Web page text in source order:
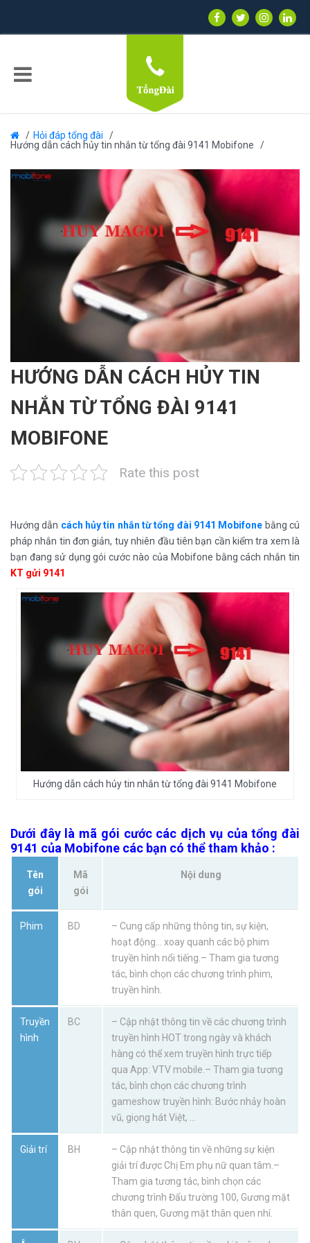
Hỏi đáp tổng đài
Hướng dẫn cách hủy tin nhắn từ tổng đài 9141 Mobifone
HƯỚNG DẪN CÁCH HỦY TIN
NHẮN TỪ TỔNG ĐÀI 9141
MOBIFONE
Rate this post
Hướng dẫn cách hủy tin nhắn từ tổng đài 9141 Mobifone bằng cú
pháp nhắn tin đơn giản, tuy nhiên đầu tiên bạn cần kiểm tra xem là
bạn đang sử dụng gói cước nào của Mobifone bằng cách nhắn tin
KT gửi 9141
Hướng dẫn cách hủy tin nhắn từ tổng đài 9141 Mobifone
Dưới đây là mã gói cước các dịch vụ của tổng đài
9141 của Mobifone các bạn có thể tham khảo :
Tên
gói
Mã
gói
Nội dung
Phim BD
– Cung cấp những thông tin, sự kiện,
hoạt động… xoay quanh các bộ phim
truyền hình nổi tiếng.– Tham gia tương
tác, bình chọn các chương trình phim,
truyền hình.
Truyền
hình
BC
– Cập nhật thông tin về các chương trình
truyền hình HOT trong ngày và khách
hàng có thể xem truyền hình trực tiếp
qua App: VTV mobile.– Tham gia tương
tác, bình chọn các chương trình
gameshow truyền hình: Bước nhảy hoàn
vũ, giọng hát Việt, …
Giải trí BH
– Cập nhật thông tin về những sự kiện
giải trí được Chị Em phụ nữ quan tâm.–
Tham gia tương tác, bình chọn các
chương trình Đấu trường 100, Gương mặt
thân quen, Gương mặt thân quen nhí.